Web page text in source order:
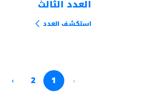
العدد الثالث
استكشف العدد
‹
1
2
›